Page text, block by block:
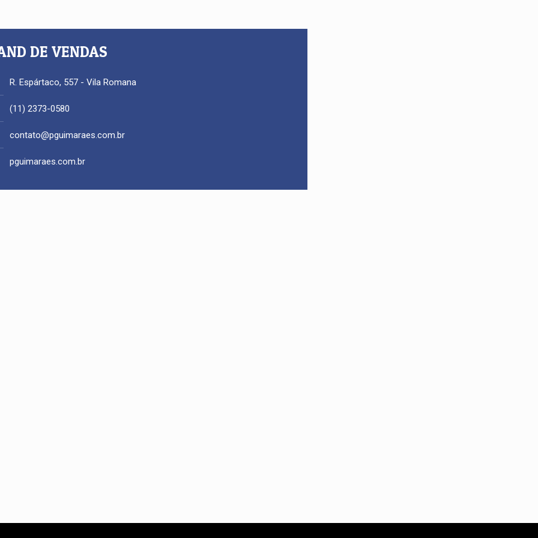
DE VENDAS
R. Espártaco, 557 - Vila Romana
(11) 2373-0580
contato@pguimaraes.com.br
pguimaraes.com.br